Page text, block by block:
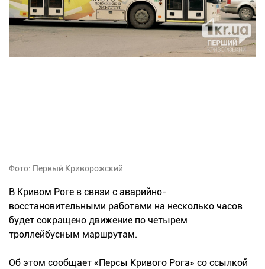
Фото: Первый Криворожский
В Кривом Роге в связи с аварийно-
восстановительными работами на несколько часов
будет сокращено движение по четырем
троллейбусным маршрутам.
Об этом сообщает «Персы Кривого Рога» со ссылкой